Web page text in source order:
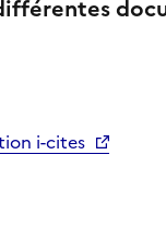
i-cites